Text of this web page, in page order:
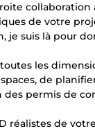
de votre
suis là pour
les
de
des permis de
réalistes de